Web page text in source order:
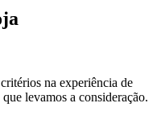
na experiência de
levamos a consideração.